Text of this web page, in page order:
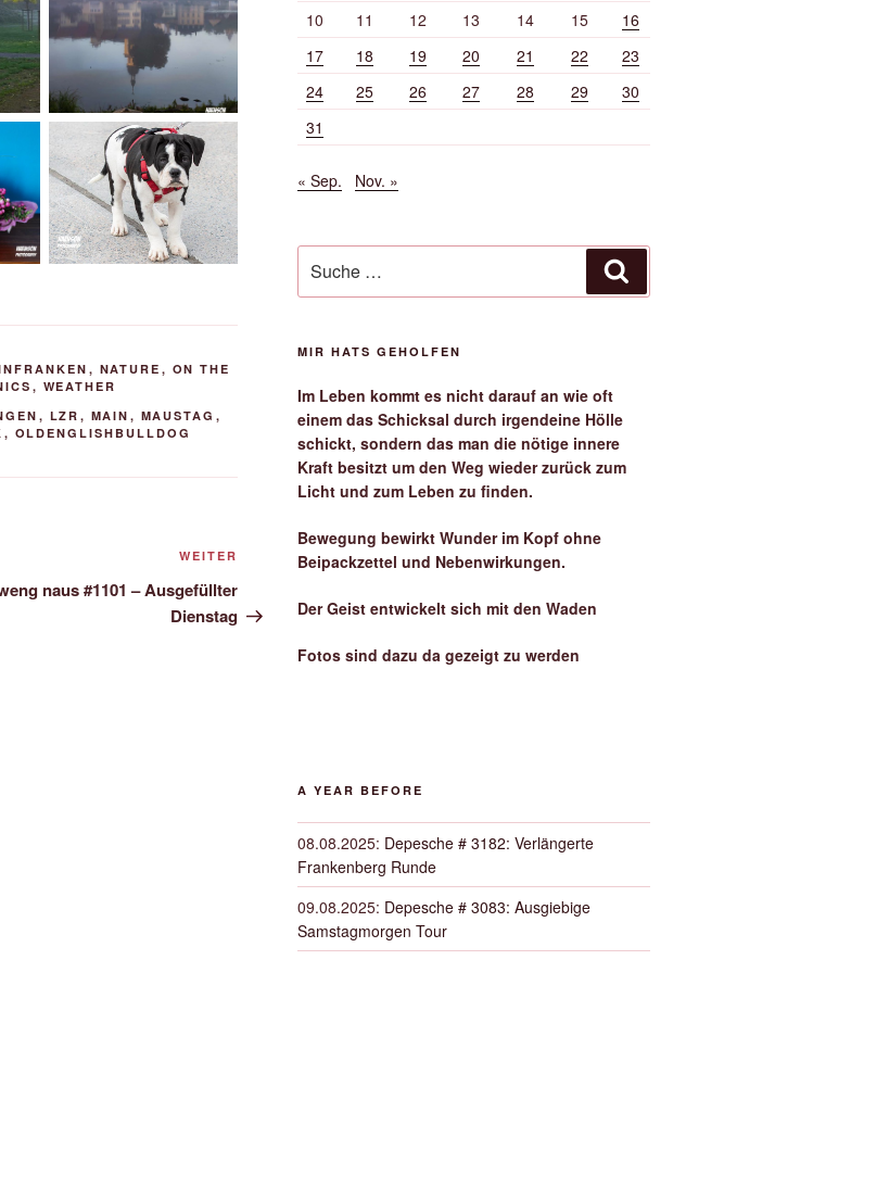
, NATURE , ON THE
, WEATHER
, LZR , MAIN , MAUSTAG ,
, OLDENGLISHBULLDOG
Nächster
Beitrag
WEITER
naus #1101 – Ausgefüllter
Dienstag
10
11 12 13 14 15
16
17
18 19 20 21 22
23
24
25 26 27 28 29
30
31
« Sep. Nov. »
nach:
MIR HATS GEHOLFEN
Im Leben kommt es nicht darauf an wie oft
einem das Schicksal durch irgendeine Hölle
schickt, sondern das man die nötige innere
Kraft besitzt um den Weg wieder zurück zum
Licht und zum Leben zu finden.
Bewegung bewirkt Wunder im Kopf ohne
Beipackzettel und Nebenwirkungen.
Der Geist entwickelt sich mit den Waden
Fotos sind dazu da gezeigt zu werden
A YEAR BEFORE
08.08.2025: Depesche # 3182: Verlängerte
Frankenberg Runde
09.08.2025: Depesche # 3083: Ausgiebige
Samstagmorgen Tour